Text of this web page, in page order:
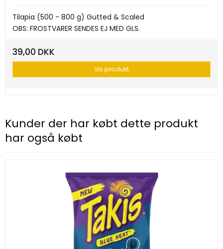
Tilapia (500 - 800 g) Gutted & Scaled
OBS: FROSTVARER SENDES EJ MED GLS.
39,00 DKK
Vis produkt
Kunder der har købt dette produkt
har også købt